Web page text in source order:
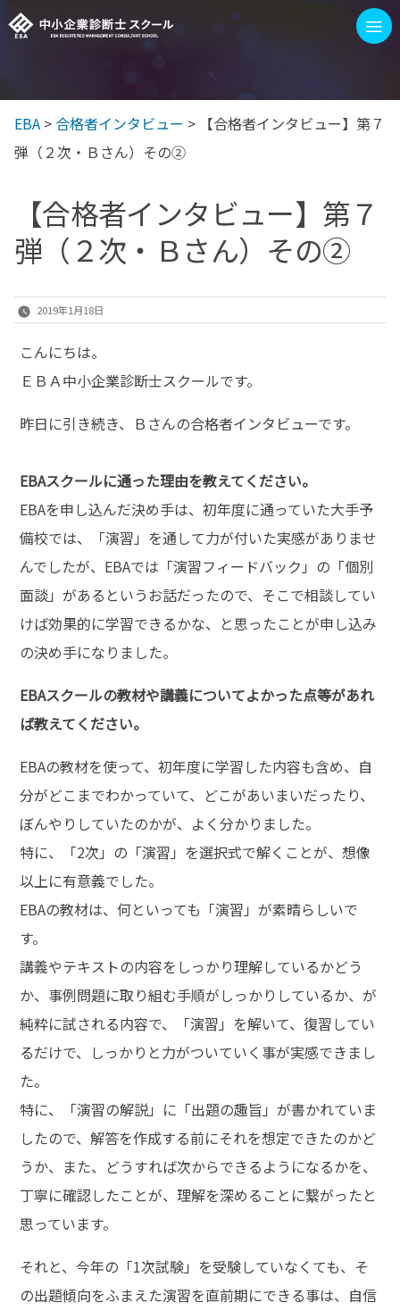
ン
≡
EBAを選ぶ3つの理由 1次/2次試験 対策イベント
100字訓練
ブログ
もっと見る
EBA > 合格者インタビュー > 【合格者インタビュー】第７
弾（２次・Ｂさん）その②
【合格者インタビュー】第７
弾（２次・Ｂさん）その②
2019年1月18日
こんにちは。
ＥＢＡ中小企業診断士スクールです。
昨日に引き続き、Ｂさんの合格者インタビューです。
EBAスクールに通った理由を教えてください。
EBAを申し込んだ決め手は、初年度に通っていた大手予
備校では、「演習」を通して力が付いた実感がありませ
んでしたが、EBAでは「演習フィードバック」の「個別
面談」があるというお話だったので、そこで相談してい
けば効果的に学習できるかな、と思ったことが申し込み
の決め手になりました。
EBAスクールの教材や講義についてよかった点等があれ
ば教えてください。
EBAの教材を使って、初年度に学習した内容も含め、自
分がどこまでわかっていて、どこがあいまいだったり、
ぼんやりしていたのかが、よく分かりました。
特に、「2次」の「演習」を選択式で解くことが、想像
以上に有意義でした。
EBAの教材は、何といっても「演習」が素晴らしいで
す。
講義やテキストの内容をしっかり理解しているかどう
か、事例問題に取り組む手順がしっかりしているか、が
純粋に試される内容で、「演習」を解いて、復習してい
るだけで、しっかりと力がついていく事が実感できまし
た。
特に、「演習の解説」に「出題の趣旨」が書かれていま
したので、解答を作成する前にそれを想定できたのかど
うか、また、どうすれば次からできるようになるかを、
丁寧に確認したことが、理解を深めることに繋がったと
思っています。
それと、今年の「1次試験」を受験していなくても、そ
の出題傾向をふまえた演習を直前期にできる事は、自信